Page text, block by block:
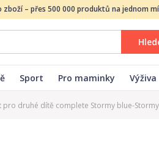
zboží – přes 500 000 produktů na jednom
Sport Pro maminky Výživa
pro druhé dítě complete Stormy blue-